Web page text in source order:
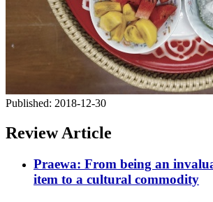
Published: 2018-12-30
Review Article
Praewa: From being an
item to a cultural commodity